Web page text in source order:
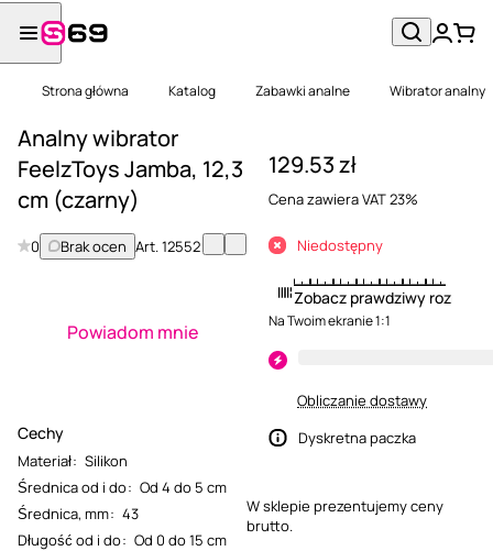
Strona główna Katalog Zabawki analne Wibrator analny
Analny wibrator
FeelzToys Jamba, 12,3
cm (czarny)
0 Brak ocen Art.12552
Powiadom mnie
Cechy
Materiał: Silikon
Średnica od i do: Od 4 do 5 cm
Średnica, mm: 43
Długość od i do: Od 0 do 15 cm
129.53 zł
Cena zawiera VAT 23%
Niedostępny
Zobacz prawdziwy rozmiar
Na Twoim ekranie 1:1
Obliczanie dostawy
Dyskretna paczka
W sklepie prezentujemy ceny
brutto.